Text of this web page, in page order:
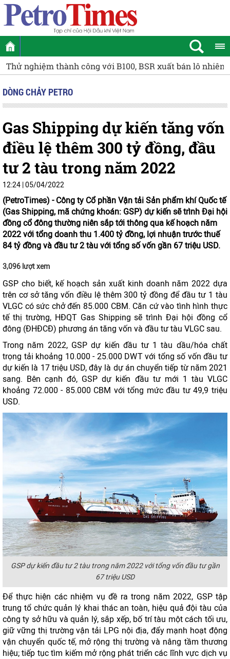
Thử nghiệm thành công với B100, BSR xuất bán lô
DÒNG CHẢY PETRO
Gas Shipping dự kiến tăng vốn
điều lệ thêm 300 tỷ đồng, đầu
tư 2 tàu trong năm 2022
12:24 | 05/04/2022
(PetroTimes) - Công ty Cổ phần Vận tải Sản phẩm khí Quốc tế
(Gas Shipping, mã chứng khoán: GSP) dự kiến sẽ trình Đại hội
đồng cổ đông thường niên sắp tới thông qua kế hoạch năm
2022 với tổng doanh thu 1.400 tỷ đồng, lợi nhuận trước thuế
84 tỷ đồng và đầu tư 2 tàu với tổng số vốn gần 67 triệu USD.
3,096 lượt xem
GSP cho biết, kế hoạch sản xuất kinh doanh năm 2022 dựa
trên cơ sở tăng vốn điều lệ thêm 300 tỷ đồng để đầu tư 1 tàu
VLGC có sức chở đến 85.000 CBM. Căn cứ vào tình hình thực
tế thị trường, HĐQT Gas Shipping sẽ trình Đại hội đồng cổ
đông (ĐHĐCĐ) phương án tăng vốn và đầu tư tàu VLGC sau.
Trong năm 2022, GSP dự kiến đầu tư 1 tàu dầu/hóa chất
trọng tải khoảng 10.000 - 25.000 DWT với tổng số vốn đầu tư
dự kiến là 17 triệu USD, đây là dự án chuyển tiếp từ năm 2021
sang. Bên cạnh đó, GSP dự kiến đầu tư mới 1 tàu VLGC
khoảng 72.000 - 85.000 CBM với tổng mức đầu tư 49,9 triệu
USD.
GSP dự kiến đầu tư 2 tàu trong năm 2022 với tổng vốn đầu tư gần
67 triệu USD
Để thực hiện các nhiệm vụ đề ra trong năm 2022, GSP tập
trung tổ chức quản lý khai thác an toàn, hiệu quả đội tàu của
công ty sở hữu và quản lý, sắp xếp, bố trí tàu một cách tối ưu,
giữ vững thị trường vận tải LPG nội địa, đẩy mạnh hoạt động
vận chuyển quốc tế, mở rộng thị trường và nâng tầm thương
hiệu; tiếp tục tìm kiếm mở rộng phát triển các lĩnh vực dịch vụ